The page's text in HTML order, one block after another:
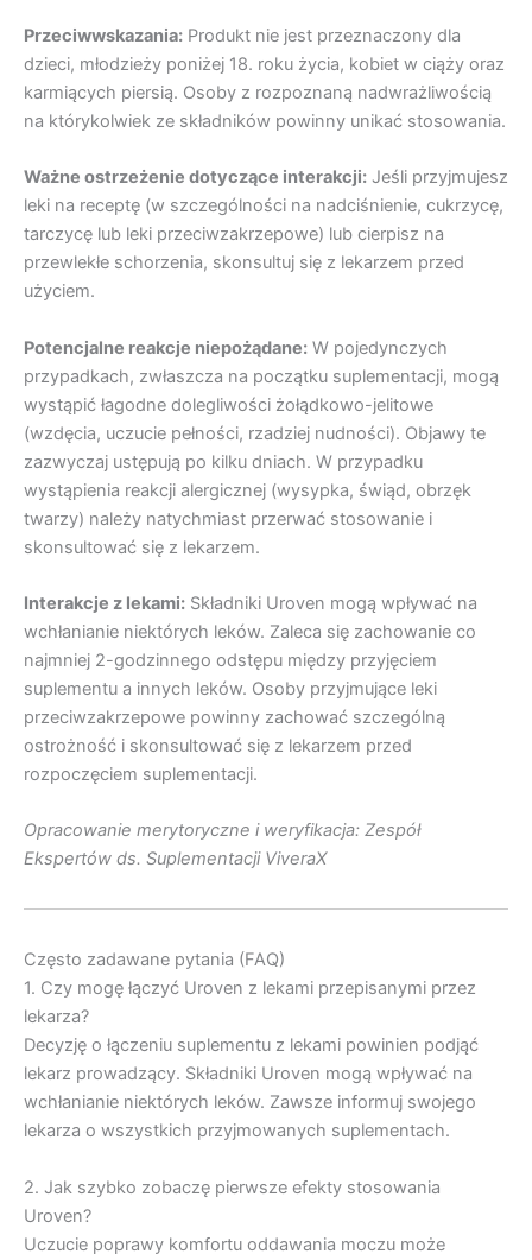
Przeciwwskazania: Produkt nie jest przeznaczony dla
dzieci, młodzieży poniżej 18. roku życia, kobiet w ciąży oraz
karmiących piersią. Osoby z rozpoznaną nadwrażliwością
na którykolwiek ze składników powinny unikać stosowania.
Ważne ostrzeżenie dotyczące interakcji: Jeśli przyjmujesz
leki na receptę (w szczególności na nadciśnienie, cukrzycę,
tarczycę lub leki przeciwzakrzepowe) lub cierpisz na
przewlekłe schorzenia, skonsultuj się z lekarzem przed
użyciem.
Potencjalne reakcje niepożądane: W pojedynczych
przypadkach, zwłaszcza na początku suplementacji, mogą
wystąpić łagodne dolegliwości żołądkowo-jelitowe
(wzdęcia, uczucie pełności, rzadziej nudności). Objawy te
zazwyczaj ustępują po kilku dniach. W przypadku
wystąpienia reakcji alergicznej (wysypka, świąd, obrzęk
twarzy) należy natychmiast przerwać stosowanie i
skonsultować się z lekarzem.
Interakcje z lekami: Składniki Uroven mogą wpływać na
wchłanianie niektórych leków. Zaleca się zachowanie co
najmniej 2-godzinnego odstępu między przyjęciem
suplementu a innych leków. Osoby przyjmujące leki
przeciwzakrzepowe powinny zachować szczególną
ostrożność i skonsultować się z lekarzem przed
rozpoczęciem suplementacji.
Opracowanie merytoryczne i weryfikacja: Zespół
Ekspertów ds. Suplementacji ViveraX
Często zadawane pytania (FAQ)
1. Czy mogę łączyć Uroven z lekami przepisanymi przez
lekarza?
Decyzję o łączeniu suplementu z lekami powinien podjąć
lekarz prowadzący. Składniki Uroven mogą wpływać na
wchłanianie niektórych leków. Zawsze informuj swojego
lekarza o wszystkich przyjmowanych suplementach.
2. Jak szybko zobaczę pierwsze efekty stosowania
Uroven?
Uczucie poprawy komfortu oddawania moczu może